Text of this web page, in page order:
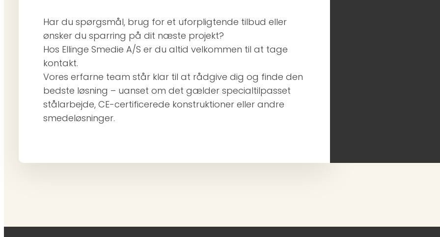
Har du spørgsmål, brug for et uforpligtende tilbud eller
ønsker du sparring på dit næste projekt?
Hos Ellinge Smedie A/S er du altid velkommen til at tage
kontakt.
Vores erfarne team står klar til at rådgive dig og finde den
bedste løsning – uanset om det gælder specialtilpasset
stålarbejde, CE-certificerede konstruktioner eller andre
smedeløsninger.